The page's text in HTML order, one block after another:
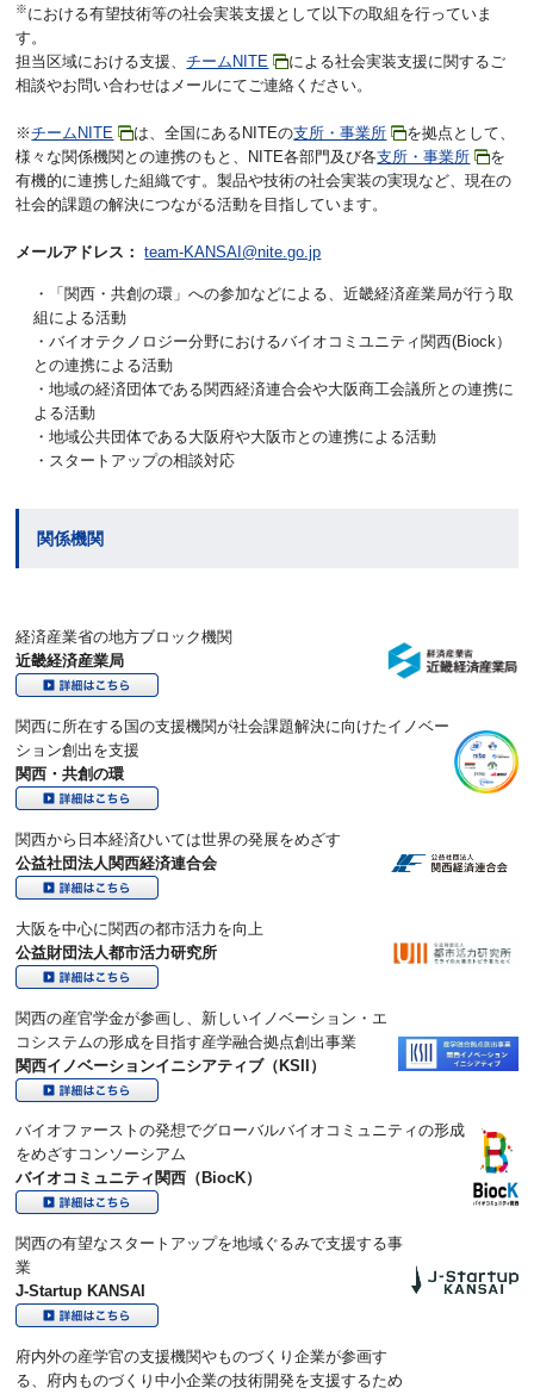
※における有望技術等の社会実装支援として以下の取組を行っていま
す。
担当区域における支援、チームNITE
による社会実装支援に関するご
相談やお問い合わせはメールにてご連絡ください。
※チームNITE は、全国にあるNITEの支所・事業所
を拠点として、
様々な関係機関との連携のもと、NITE各部門及び各支所・事業所
を
有機的に連携した組織です。製品や技術の社会実装の実現など、現在の
社会的課題の解決につながる活動を目指しています。
メールアドレス： team-KANSAI@nite.go.jp
・「関西・共創の環」への参加などによる、近畿経済産業局が行う取
組による活動
・バイオテクノロジー分野におけるバイオコミユニティ関西(Biock）
との連携による活動
・地域の経済団体である関西経済連合会や大阪商工会議所との連携に
よる活動
・地域公共団体である大阪府や大阪市との連携による活動
・ スタートアップの相談対応
関係機関
経済産業省の地方ブロック機関
近畿経済産業局
関西に所在する国の支援機関が社会課題解決に向けたイノベー
ション創出を支援
関西・共創の環
関西から日本経済ひいては世界の発展をめざす
公益社団法人関西経済連合会
大阪を中心に関西の都市活力を向上
公益財団法人都市活力研究所
関西の産官学金が参画し、新しいイノベーション・エ
コシステムの形成を目指す産学融合拠点創出事業
関西イノベーションイニシアティブ（KSII）
バイオファーストの発想でグローバルバイオコミュニティの形成
をめざすコンソーシアム
バイオコミュニティ関西（BiocK）
関西の有望なスタートアップを地域ぐるみで支援する事
業
J-Startup KANSAI
府内外の産学官の支援機関やものづくり企業が参画す
る、府内ものづくり中小企業の技術開発を支援するため